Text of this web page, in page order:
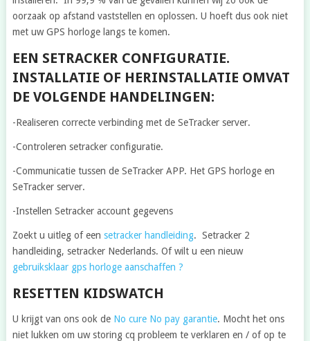
oorzaak op afstand vaststellen en oplossen. U hoeft dus ook niet
met uw GPS horloge langs te komen.
EEN SETRACKER CONFIGURATIE.
INSTALLATIE OF HERINSTALLATIE OMVAT
DE VOLGENDE HANDELINGEN:
-Realiseren correcte verbinding met de SeTracker server.
-Controleren setracker configuratie.
-Communicatie tussen de SeTracker APP. Het GPS horloge en
SeTracker server.
-Instellen Setracker account gegevens
Zoekt u uitleg of een setracker handleiding. Setracker 2
handleiding, setracker Nederlands. Of wilt u een nieuw
gebruiksklaar gps horloge aanschaffen ?
RESETTEN KIDSWATCH
U krijgt van ons ook de No cure No pay garantie. Mocht het ons
niet lukken om uw storing cq probleem te verklaren en / of op te